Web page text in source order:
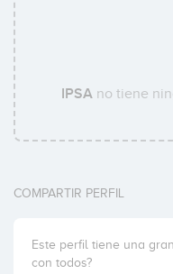
IPSAno tiene
COMPARTIR PERFIL
Este perfil tiene una
con todos?